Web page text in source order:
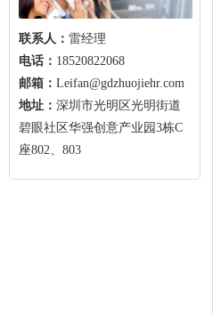
联系人： 雷经理
电话： 18520822068
邮箱： Leifan@gdzhuojiehr.com
地址： 深圳市光明区光明街道
碧眼社区华强创意产业园3栋C
座802、803